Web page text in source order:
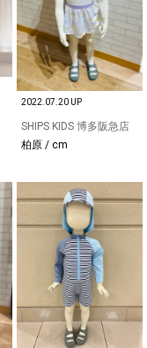
2022.07.20 UP
SHIPS KIDS 博多阪急店
柏原 / cm